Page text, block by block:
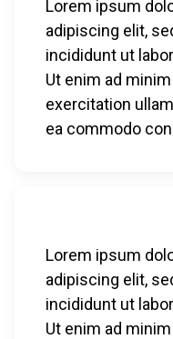
Lorem ipsum
adipiscing elit,
incididunt ut
Ut enim ad
exercitation
ea commodo
Lorem ipsum
adipiscing elit,
incididunt ut
Ut enim ad